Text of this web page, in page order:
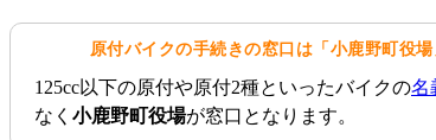
原付バイクの手続きの窓口は「小鹿野町役場
125cc以下の原付や原付2種といったバイクの名
なく 小鹿野町役場が窓口となります。